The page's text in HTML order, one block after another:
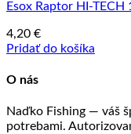
Esox Raptor HI-
4,20 €
Pridať do košíka
O nás
Naďko Fishing — váš
potrebami.